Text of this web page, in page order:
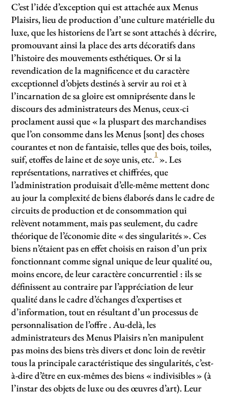
C’est l’idée d’exception qui est attachée aux Menus
Plaisirs, lieu de production d’une culture matérielle du
luxe, que les historiens de l’art se sont attachés à décrire,
promouvant ainsi la place des arts décoratifs dans
l’histoire des mouvements esthétiques. Or si la
revendication de la magnificence et du caractère
exceptionnel d’objets destinés à servir au roi et à
l’incarnation de sa gloire est omniprésente dans le
discours des administrateurs des Menus, ceux-ci
proclament aussi que «la pluspart des marchandises
que l’on consomme dans les Menus [sont] des choses
courantes et non de fantaisie, telles que des bois, toiles,
suif, etoffes de laine et de soye unis, etc.1 ». Les
représentations, narratives et chiffrées, que
l’administration produisait d’elle-même mettent donc
au jour la complexité de biens élaborés dans le cadre de
circuits de production et de consommation qui
relèvent notamment, mais pas seulement, du cadre
théorique de l’économie dite «des singularités». Ces
biens n’étaient pas en effet choisis en raison d’un prix
fonctionnant comme signal unique de leur qualité ou,
moins encore, de leur caractère concurrentiel : ils se
définissent au contraire par l’appréciation de leur
qualité dans le cadre d’échanges d’expertises et
d’information, tout en résultant d’un processus de
personnalisation de l’offre . Au-delà, les
administrateurs des Menus Plaisirs n’en manipulent
pas moins des biens très divers et donc loin de revêtir
tous la principale caractéristique des singularités, c’est-
à-dire d’être en eux-mêmes des biens «indivisibles» (à
l’instar des objets de luxe ou des œuvres d’art). Leur